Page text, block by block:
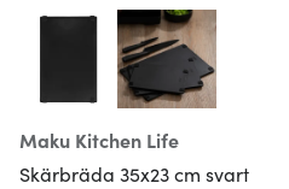
Maku Kitchen Life
Skärbräda 35x23 cm svart